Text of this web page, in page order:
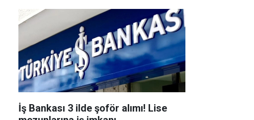
İş Bankası 3 ilde şoför alımı! Lise